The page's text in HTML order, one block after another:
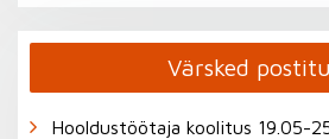
Värsked
Hooldustöötaja koolitus 19.05-